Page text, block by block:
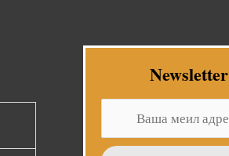
Newsletter